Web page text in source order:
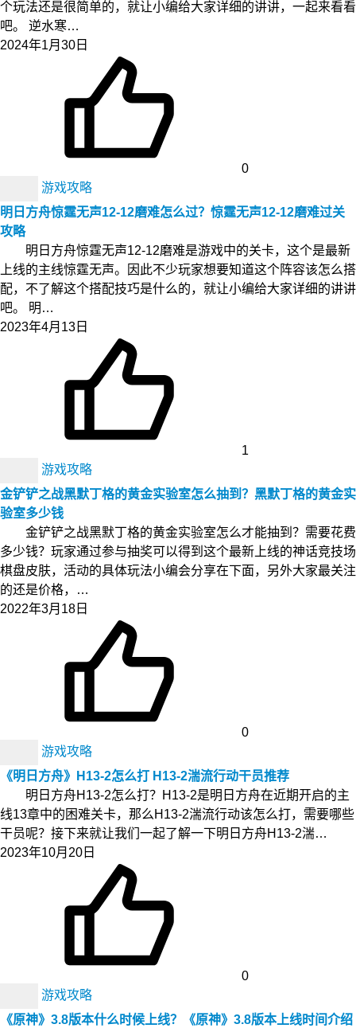
个玩法还是很简单的，就让小编给大家详细的讲讲，一起来看看
吧。 逆水寒…
2024年1月30日
0
游戏攻略
明日方舟惊霆无声12-12磨难怎么过？惊霆无声12-12磨难过关
攻略
明日方舟惊霆无声12-12磨难是游戏中的关卡，这个是最新
上线的主线惊霆无声。因此不少玩家想要知道这个阵容该怎么搭
配，不了解这个搭配技巧是什么的，就让小编给大家详细的讲讲
吧。 明…
2023年4月13日
1
游戏攻略
金铲铲之战黑默丁格的黄金实验室怎么抽到？黑默丁格的黄金实
验室多少钱
金铲铲之战黑默丁格的黄金实验室怎么才能抽到？需要花费
多少钱？玩家通过参与抽奖可以得到这个最新上线的神话竞技场
棋盘皮肤，活动的具体玩法小编会分享在下面，另外大家最关注
的还是价格，…
2022年3月18日
0
游戏攻略
《明日方舟》H13-2怎么打 H13-2湍流行动干员推荐
明日方舟H13-2怎么打？H13-2是明日方舟在近期开启的主
线13章中的困难关卡，那么H13-2湍流行动该怎么打，需要哪些
干员呢？接下来就让我们一起了解一下明日方舟H13-2湍…
2023年10月20日
0
游戏攻略
《原神》3.8版本什么时候上线？《原神》3.8版本上线时间介绍